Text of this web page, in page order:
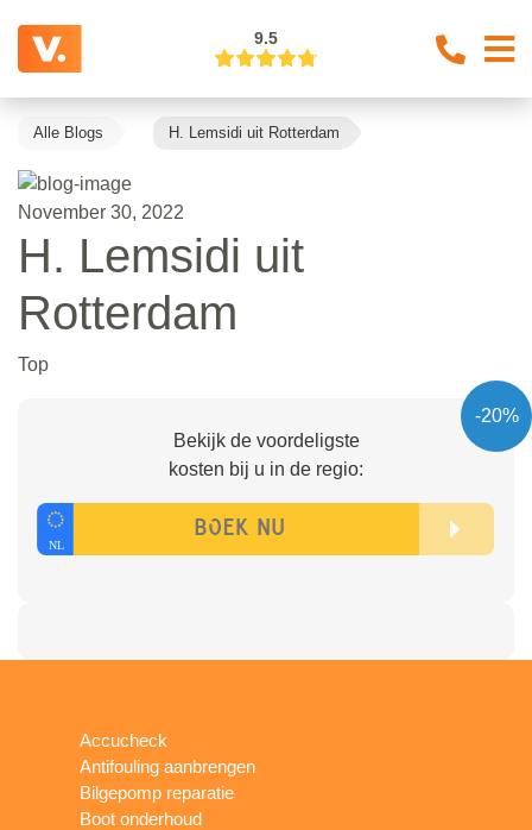
9.5
Alle Blogs H. Lemsidi uit Rotterdam
November 30, 2022
H. Lemsidi uit
Rotterdam
Top
-20%
Bekijk de voordeligste
kosten bij u in de regio:
Accucheck
Antifouling aanbrengen
Bilgepomp reparatie
Boot onderhoud